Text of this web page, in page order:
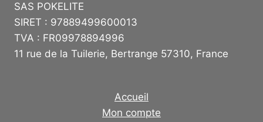
SAS POKELITE
SIRET : 97889499600013
TVA : FR09978894996
11 rue de la Tuilerie, Bertrange 57310, France
Accueil
Mon compte